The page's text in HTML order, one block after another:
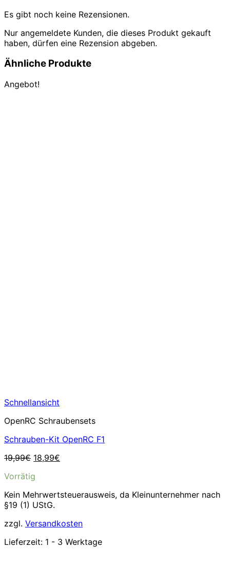
Es gibt noch keine Rezensionen.
Nur angemeldete Kunden, die dieses Produkt gekauft
haben, dürfen eine Rezension abgeben.
Ähnliche Produkte
Angebot!
Schnellansicht
OpenRC Schraubensets
Schrauben-Kit OpenRC F1
19,99€ Ursprünglicher
war:
18,99€
Vorrätig
Kein Mehrwertsteuerausweis, da Kleinunternehmer nach
§19 (1) UStG.
zzgl. Versandkosten
Lieferzeit: 1 - 3 Werktage